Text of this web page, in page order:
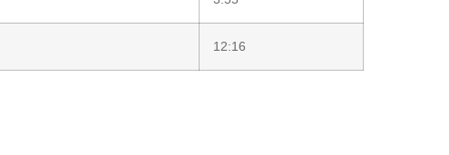
12:16